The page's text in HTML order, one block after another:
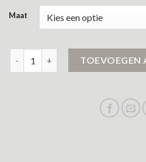
Maat
black bananas jas aantalTOEVOEGEN